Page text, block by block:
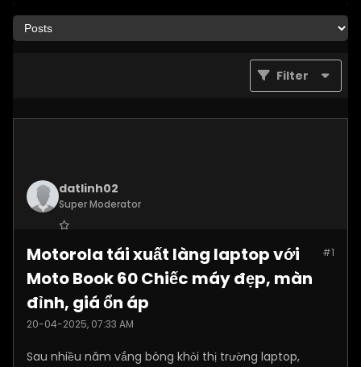
Filter
datlinh02
Super Moderator
Posts: 7876 #1
Motorola tái xuất làng laptop với
Moto Book 60 Chiếc máy đẹp, màn
đỉnh, giá ổn áp
20-04-2025, 07:33 AM
Sau nhiều năm vắng bóng khỏi thị trường laptop,